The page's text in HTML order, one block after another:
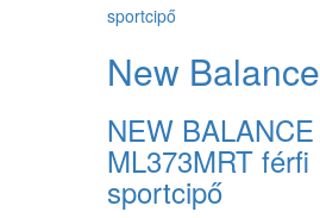
New Balance
NEW BALANCE
ML373MRT férfi
sportcipő